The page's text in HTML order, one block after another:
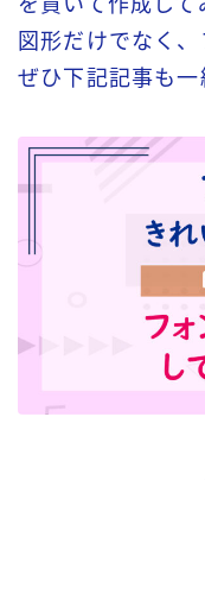
図形だけでなく、
ぜひ下記記事も一